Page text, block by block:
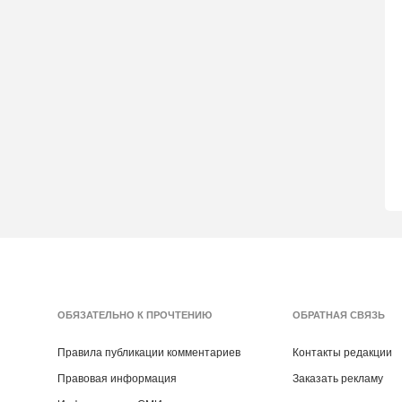
ОБЯЗАТЕЛЬНО К ПРОЧТЕНИЮ
Правила публикации комментариев
Правовая информация
ОБРАТНАЯ СВЯЗЬ
Контакты редакции
Заказать рекламу